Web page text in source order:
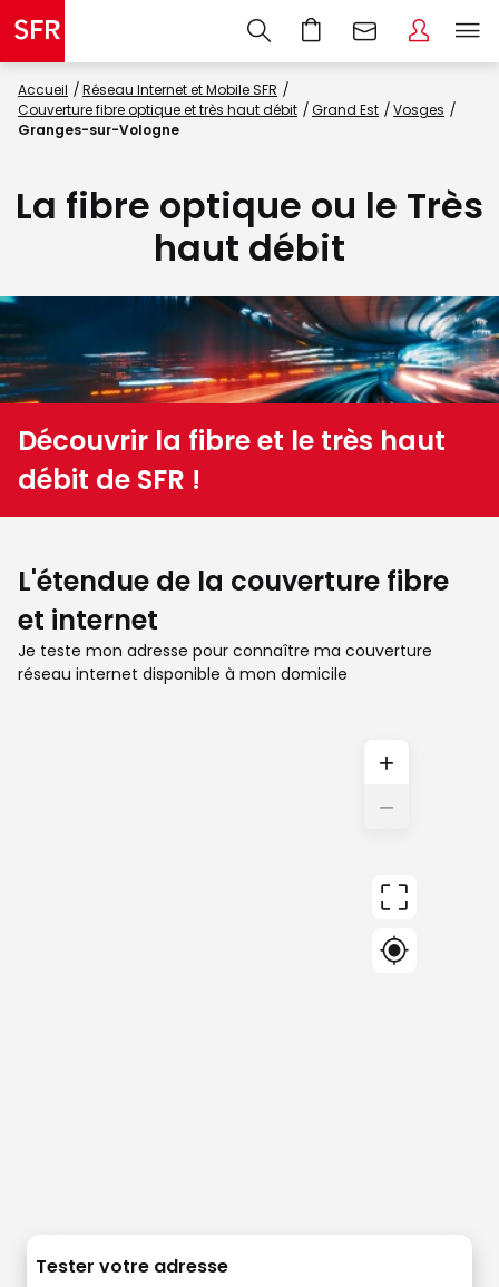
Accueil
Réseau Internet et Mobile SFR
Couverture fibre optique et très haut débit
Grand Est
Vosges
Granges-sur-Vologne
La fibre optique ou le Très
haut débit
Découvrir la fibre et le très haut
débit de SFR !
L'étendue de la couverture fibre
et internet
Je teste mon adresse pour connaître ma couverture
réseau internet disponible à mon domicile
+
−
Tester votre adresse